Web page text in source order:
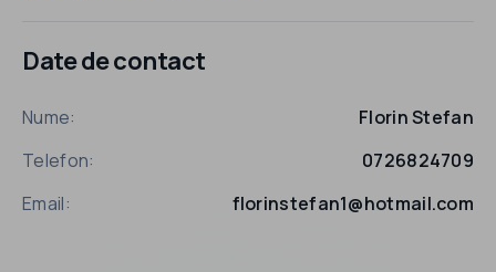
Date de contact
Nume:
Florin Stefan
Telefon:
0726824709
Email:
florinstefan1@hotmail.com